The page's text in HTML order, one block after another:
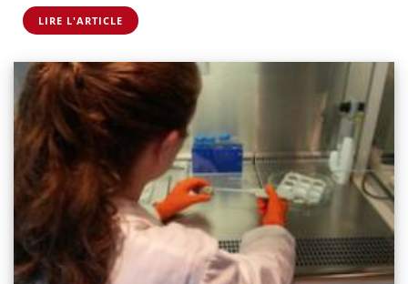
LIRE L'ARTICLE